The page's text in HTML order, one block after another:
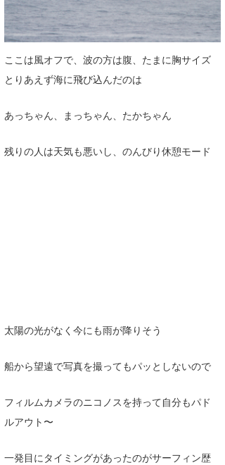
ここは風オフで、波の方は腹、たまに胸サイズ
とりあえず海に飛び込んだのは
あっちゃん、まっちゃん、たかちゃん
残りの人は天気も悪いし、のんびり休憩モード
太陽の光がなく今にも雨が降りそう
船から望遠で写真を撮ってもパッとしないので
フィルムカメラのニコノスを持って自分もパド
ルアウト〜
一発目にタイミングがあったのがサーフィン歴